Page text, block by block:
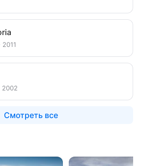
2002
Смотреть все